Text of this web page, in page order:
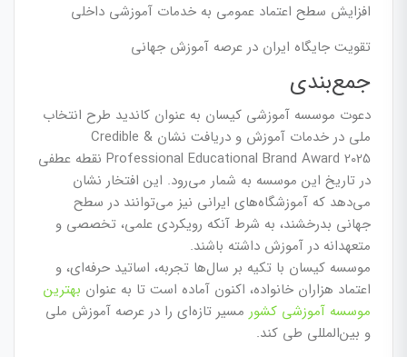
افزایش سطح اعتماد عمومی به خدمات آموزشی داخلی
تقویت جایگاه ایران در عرصه آموزش جهانی
جمع‌بندی
دعوت موسسه آموزشی کیسان به عنوان کاندید طرح انتخاب
ملی در خدمات آموزش و دریافت نشان Credible &
Professional Educational Brand Award 2025 نقطه عطفی
در تاریخ این موسسه به شمار می‌رود. این افتخار نشان
می‌دهد که آموزشگاه‌های ایرانی نیز می‌توانند در سطح
جهانی بدرخشند، به شرط آنکه رویکردی علمی، تخصصی و
متعهدانه در آموزش داشته باشند.
موسسه کیسان با تکیه بر سال‌ها تجربه، اساتید حرفه‌ای، و
اعتماد هزاران خانواده، اکنون آماده است تا به عنوان بهترین
موسسه آموزشی کشور مسیر تازه‌ای را در عرصه آموزش ملی
و بین‌المللی طی کند.